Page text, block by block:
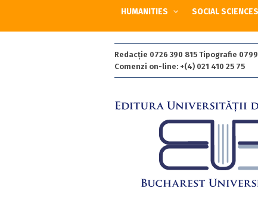
HUMANITIES SOCIAL SCIENCES
Redacție 0726 390 815 Tipografie
Comenzi on-line: +(4) 021 410 25 75